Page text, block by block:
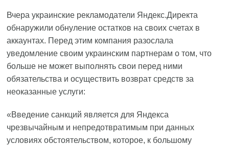
Вчера украинские рекламодатели Яндекс.Директа
обнаружили обнуление остатков на своих счетах в
аккаунтах. Перед этим компания разослала
уведомление своим украинским партнерам о том, что
больше не может выполнять свои перед ними
обязательства и осуществить возврат средств за
неоказанные услуги:
«Введение санкций является для Яндекса
чрезвычайным и непредотвратимым при данных
условиях обстоятельством, которое, к большому